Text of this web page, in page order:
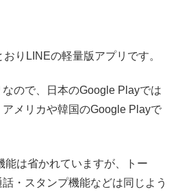
りLINEの軽量版アプリです。
ので、日本のGoogle Playでは
メリカや韓国のGoogle Playで
能は省かれていますが、トー
・スタンプ機能などは同じよう